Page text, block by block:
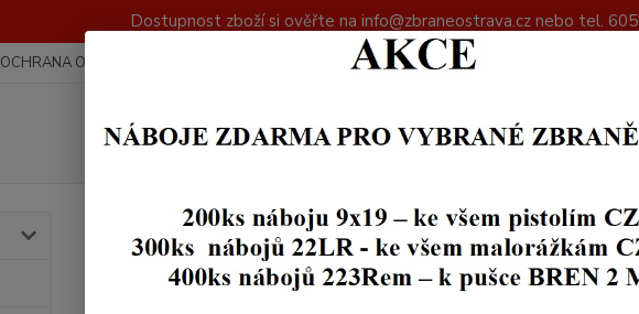
Dostupnost zboží si ověřte na info@zbraneostrava.cz nebo tel.
OCHRANA OSOBNÍCH ÚDAJŮ
Hledat
PŘÍSLUŠENSTVÍ PÉČE O ZBRANĚ Náboj cvičný plastový cal.16
Náboj cvičný plastový cal.16